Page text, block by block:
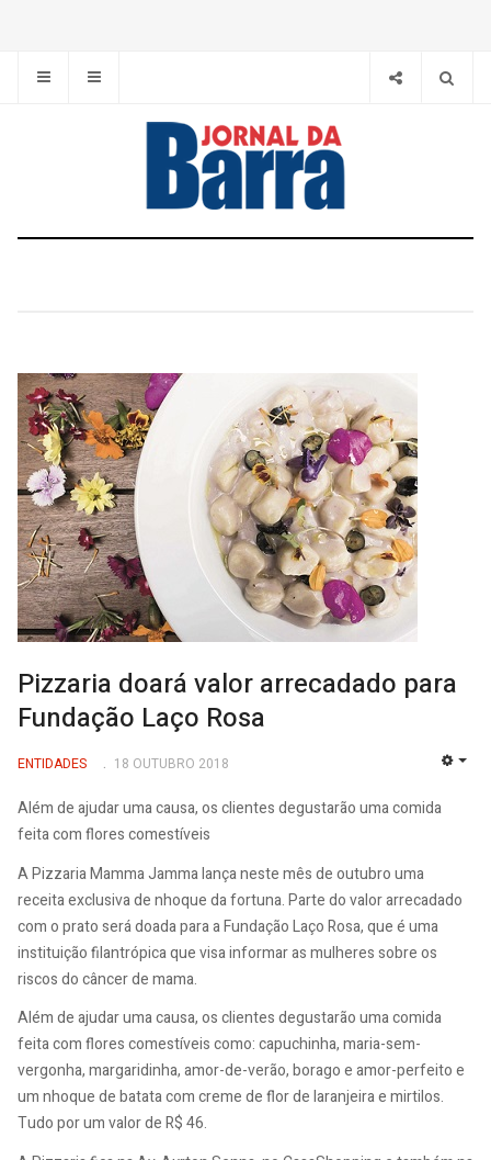
Pizzaria doará valor arrecadado para
Fundação Laço Rosa
ENTIDADES 18 OUTUBRO 2018
Além de ajudar uma causa, os clientes degustarão uma comida
feita com flores comestíveis
A Pizzaria Mamma Jamma lança neste mês de outubro uma
receita exclusiva de nhoque da fortuna. Parte do valor arrecadado
com o prato será doada para a Fundação Laço Rosa, que é uma
instituição filantrópica que visa informar as mulheres sobre os
riscos do câncer de mama.
Além de ajudar uma causa, os clientes degustarão uma comida
feita com flores comestíveis como: capuchinha, maria-sem-
vergonha, margaridinha, amor-de-verão, borago e amor-perfeito e
um nhoque de batata com creme de flor de laranjeira e mirtilos.
Tudo por um valor de R$ 46.